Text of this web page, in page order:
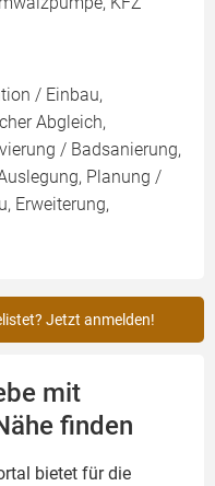
/ Einbau,
Abgleich,
/ Badsanierung,
Planung /
Erweiterung,
Jetzt anmelden!
mit
finden
bietet für die